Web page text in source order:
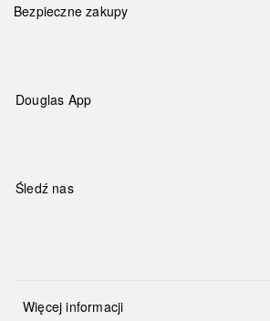
Bezpieczne zakupy
Douglas App
Śledź nas
Więcej informacji